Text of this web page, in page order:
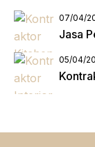
07/04/
Jasa
05/04/